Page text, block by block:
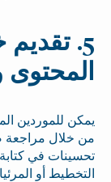
5.
يمكن للموردين
من خلال مراجعة
تحسينات في
التخطيط أو